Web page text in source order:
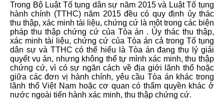
Trong Bộ Luật Tố tụng dân sự năm 2015 và Luật Tố tụng
hành chính (TTHC) năm 2015 đều có quy định ủy thác
thu thập, xác minh tài liệu, chứng cứ là một trong các biện
pháp thu thập chứng cứ của Tòa án . Ủy thác thu thập,
xác minh tài liệu, chứng cứ của Tòa án cả trong Tố tụng
dân sự và TTHC có thể hiểu là Tòa án đang thụ lý giải
quyết vụ án, nhưng không thể tự mình xác minh, thu thập
chứng cứ, vì có sự ngăn cách về địa giới lãnh thổ hoặc
giữa các đơn vị hành chính, yêu cầu Tòa án khác trong
lãnh thổ Việt Nam hoặc cơ quan có thẩm quyền khác ở
nước ngoài tiến hành xác minh, thu thập chứng cứ.